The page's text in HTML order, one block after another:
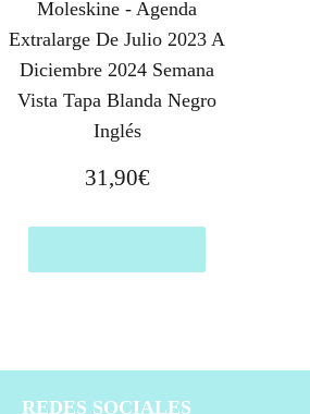
Moleskine - Agenda
Extralarge De Julio 2023 A
Diciembre 2024 Semana
Vista Tapa Blanda Negro
Inglés
31,90€
REDES SOCIALES